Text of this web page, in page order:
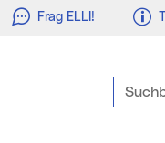
Frag ELLI!